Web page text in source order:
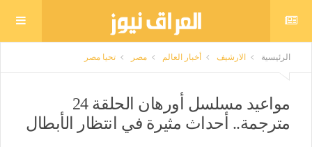
الرئيسية الارشيف أخبار العالم مصر تحيا مصر
مواعيد مسلسل أورهان الحلقة 24
مترجمة.. أحداث مثيرة في انتظار الأبطال